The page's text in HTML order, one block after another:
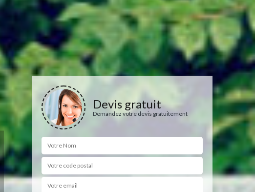
Devis gratuit
Demandez votre devis gratuitement